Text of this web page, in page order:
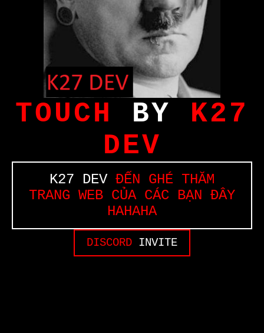
TOUCH BY K27
DEV
K27 DEVĐẾN GHÉ THĂM
TRANG WEB CỦA CÁC BẠN ĐÂY
HAHAHA
DISCORD INVITE